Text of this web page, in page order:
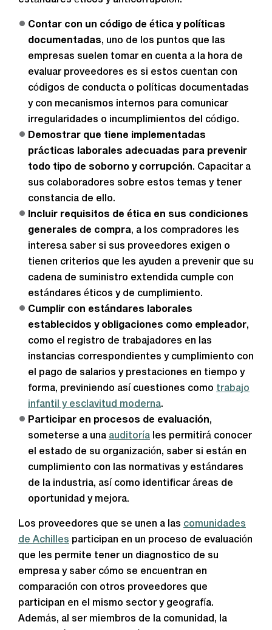
Contar con un código de ética y políticas
documentadas, uno de los puntos que las
empresas suelen tomar en cuenta a la hora de
evaluar proveedores es si estos cuentan con
códigos de conducta o políticas documentadas
y con mecanismos internos para comunicar
irregularidades o incumplimientos del código.
Demostrar que tiene implementadas
prácticas laborales adecuadas para prevenir
todo tipo de soborno y corrupción. Capacitar a
sus colaboradores sobre estos temas y tener
constancia de ello.
Incluir requisitos de ética en sus condiciones
generales de compra, a los compradores les
interesa saber si sus proveedores exigen o
tienen criterios que les ayuden a prevenir que su
cadena de suministro extendida cumple con
estándares éticos y de cumplimiento.
Cumplir con estándares laborales
establecidos y obligaciones como empleador,
como el registro de trabajadores en las
instancias correspondientes y cumplimiento con
el pago de salarios y prestaciones en tiempo y
forma, previniendo así cuestiones como trabajo
infantil y esclavitud moderna.
Participar en procesos de evaluación,
someterse a una auditoría les permitirá conocer
el estado de su organización, saber si están en
cumplimiento con las normativas y estándares
de la industria, así como identificar áreas de
oportunidad y mejora.
Los proveedores que se unen a las comunidades
de Achilles participan en un proceso de evaluación
que les permite tener un diagnostico de su
empresa y saber cómo se encuentran en
comparación con otros proveedores que
participan en el mismo sector y geografía.
Además, al ser miembros de la comunidad, la